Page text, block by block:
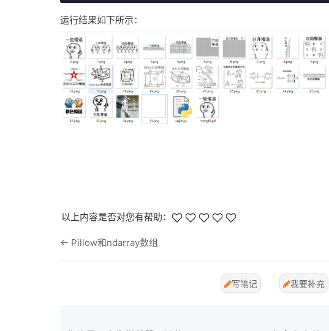
运行结果如下所示：
以上内容是否对您有帮助：
← Pillow和ndarray数组
写笔记 我要补充